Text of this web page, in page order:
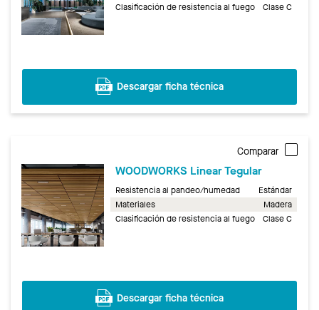
Clasificación de resistencia al fuego
Clase C
Descargar ficha técnica
Comparar
WOODWORKS Linear Tegular
Resistencia al pandeo/humedad
Estándar
Materiales
Madera
Clasificación de resistencia al fuego
Clase C
Descargar ficha técnica